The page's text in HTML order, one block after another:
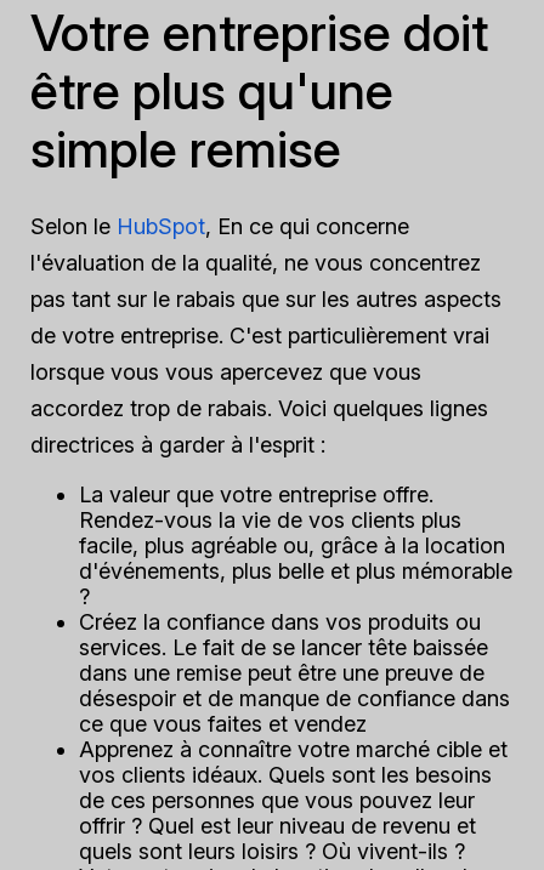
Votre entreprise doit
être plus qu'une
simple remise
Selon le HubSpot, En ce qui concerne
l'évaluation de la qualité, ne vous concentrez
pas tant sur le rabais que sur les autres aspects
de votre entreprise. C'est particulièrement vrai
lorsque vous vous apercevez que vous
accordez trop de rabais. Voici quelques lignes
directrices à garder à l'esprit :
La valeur que votre entreprise offre.
Rendez-vous la vie de vos clients plus
facile, plus agréable ou, grâce à la location
d'événements, plus belle et plus mémorable
?
Créez la confiance dans vos produits ou
services. Le fait de se lancer tête baissée
dans une remise peut être une preuve de
désespoir et de manque de confiance dans
ce que vous faites et vendez
Apprenez à connaître votre marché cible et
vos clients idéaux. Quels sont les besoins
de ces personnes que vous pouvez leur
offrir ? Quel est leur niveau de revenu et
quels sont leurs loisirs ? Où vivent-ils ?